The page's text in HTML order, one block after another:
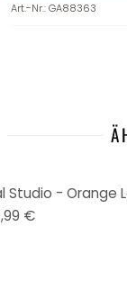
Art.-Nr.:GA88363
Studio - Orange
€